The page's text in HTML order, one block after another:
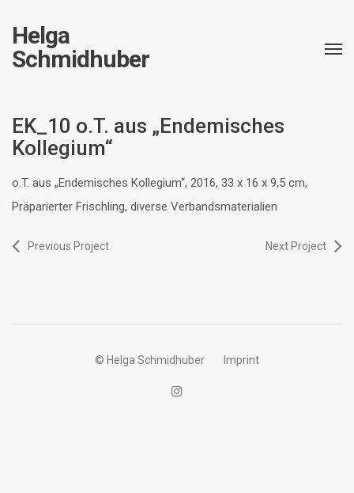
Helga
Schmidhuber
EK_10 o.T. aus „Endemisches
Kollegium“
o.T. aus „Endemisches Kollegium“, 2016, 33 x 16 x 9,5 cm,
Präparierter Frischling, diverse Verbandsmaterialien
Previous Project Next Project
© Helga Schmidhuber Imprint